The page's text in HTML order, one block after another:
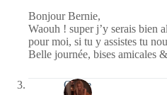
Bonjour Bernie,
Waouh ! super j’y serais bien
pour moi, si tu y assistes tu
Belle journée, bises amicales
Carrie